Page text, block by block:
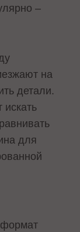
–
на
детали.
для